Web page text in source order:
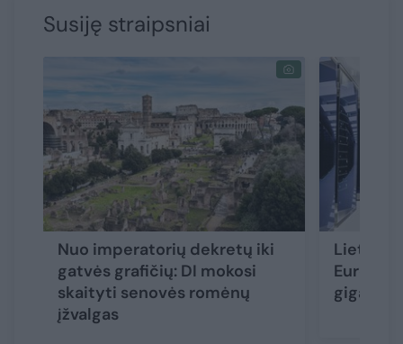
Susiję straipsniai
Nuo imperatorių dekretų iki
gatvės grafičių: DI mokosi
skaityti senovės romėnų
įžvalgas
Lietuva